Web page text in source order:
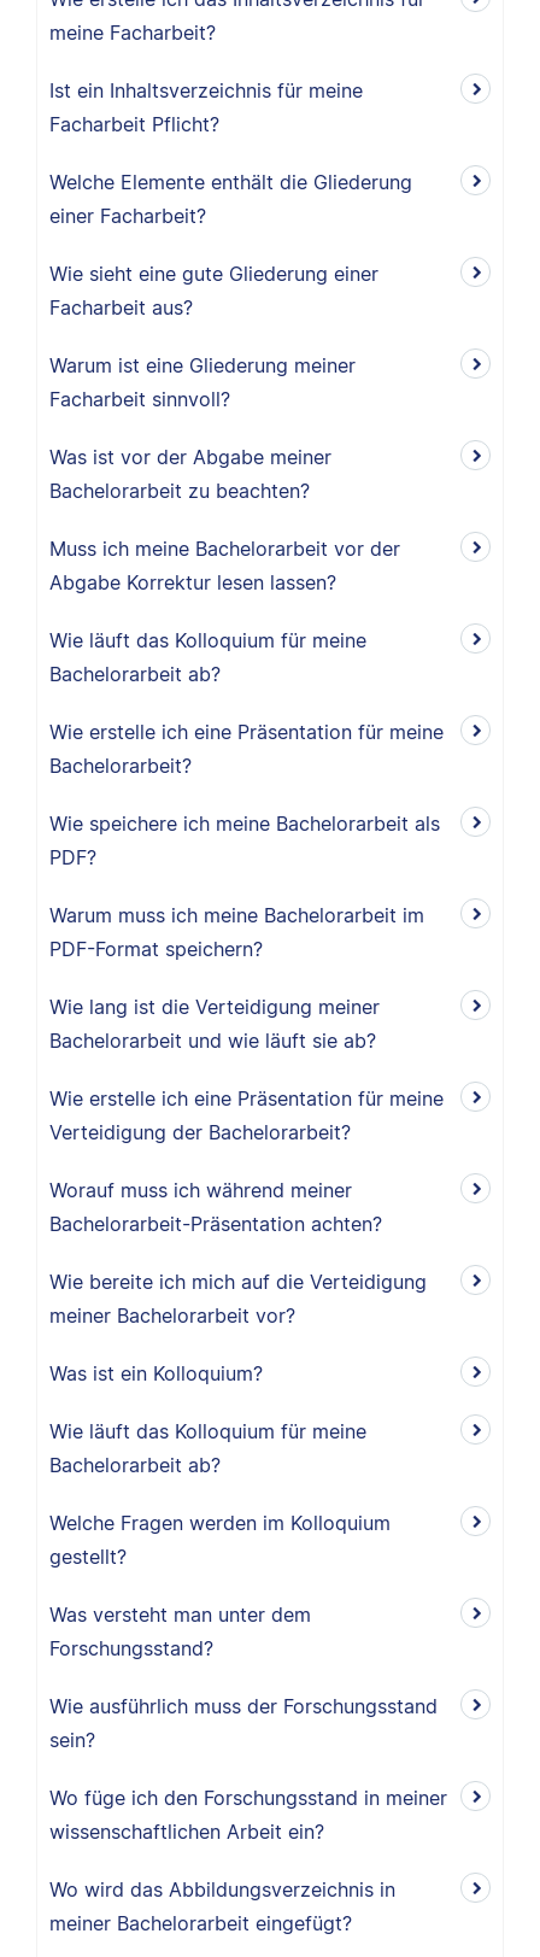
meine Facharbeit?
Ist ein Inhaltsverzeichnis für meine
Facharbeit Pflicht?
Welche Elemente enthält die Gliederung
einer Facharbeit?
Wie sieht eine gute Gliederung einer
Facharbeit aus?
Warum ist eine Gliederung meiner
Facharbeit sinnvoll?
Was ist vor der Abgabe meiner
Bachelorarbeit zu beachten?
Muss ich meine Bachelorarbeit vor der
Abgabe Korrektur lesen lassen?
Wie läuft das Kolloquium für meine
Bachelorarbeit ab?
Wie erstelle ich eine Präsentation für meine
Bachelorarbeit?
Wie speichere ich meine Bachelorarbeit als
PDF?
Warum muss ich meine Bachelorarbeit im
PDF-Format speichern?
Wie lang ist die Verteidigung meiner
Bachelorarbeit und wie läuft sie ab?
Wie erstelle ich eine Präsentation für meine
Verteidigung der Bachelorarbeit?
Worauf muss ich während meiner
Bachelorarbeit-Präsentation achten?
Wie bereite ich mich auf die Verteidigung
meiner Bachelorarbeit vor?
Was ist ein Kolloquium?
Wie läuft das Kolloquium für meine
Bachelorarbeit ab?
Welche Fragen werden im Kolloquium
gestellt?
Was versteht man unter dem
Forschungsstand?
Wie ausführlich muss der Forschungsstand
sein?
Wo füge ich den Forschungsstand in meiner
wissenschaftlichen Arbeit ein?
Wo wird das Abbildungsverzeichnis in
meiner Bachelorarbeit eingefügt?